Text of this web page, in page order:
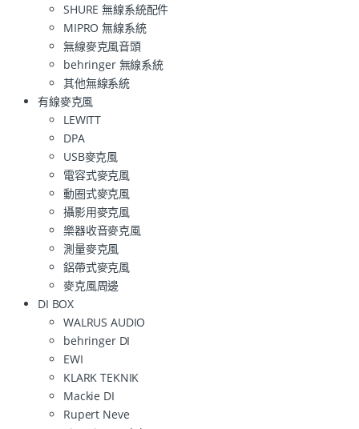
SHURE 無線系統配件
MIPRO 無線系統
無線麥克風音頭
behringer 無線系統
其他無線系統
有線麥克風
LEWITT
DPA
USB麥克風
電容式麥克風
動圈式麥克風
攝影用麥克風
樂器收音麥克風
測量麥克風
鋁帶式麥克風
麥克風周邊
DI BOX
WALRUS AUDIO
behringer DI
EWI
KLARK TEKNIK
Mackie DI
Rupert Neve